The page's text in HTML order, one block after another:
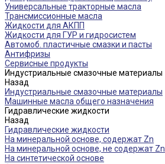
Универсальные тракторные масла
Трансмиссионные масла
Жидкости для АКПП
Жидкости для ГУР и гидросистем
Автомоб. пластичные смазки и пасты
Антифризы
Сервисные продукты
Индустриальные смазочные материалы
Назад
Индустриальные смазочные материалы
Машинные масла общего назначения
Гидравлические жидкости
Назад
Гидравлические жидкости
На минеральной основе, содержат Zn
На минеральной основе, не содержат Zn
На синтетической основе